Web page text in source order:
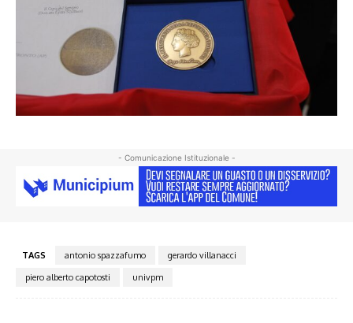
- Comunicazione Istituzionale -
TAGS antonio spazzafumo
gerardo villanacci
piero alberto capotosti
univpm